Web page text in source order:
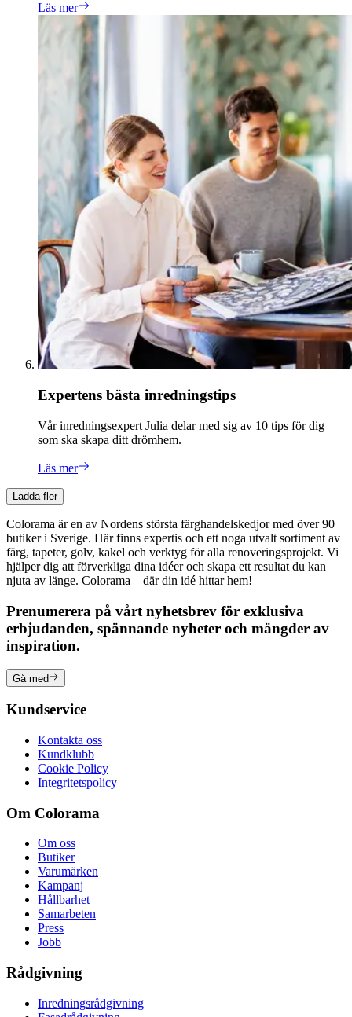
Läs mer
Expertens bästa inredningstips
Vår inredningsexpert Julia delar med sig av 10 tips för dig
som ska skapa ditt drömhem.
Läs mer
Ladda fler
Colorama är en av Nordens största färghandelskedjor med över 90
butiker i Sverige. Här finns expertis och ett noga utvalt sortiment av
färg, tapeter, golv, kakel och verktyg för alla renoveringsprojekt. Vi
hjälper dig att förverkliga dina idéer och skapa ett resultat du kan
njuta av länge. Colorama – där din idé hittar hem!
Prenumerera på vårt nyhetsbrev för exklusiva
erbjudanden, spännande nyheter och mängder av
inspiration.
Gå med
Kundservice
Kontakta oss
Kundklubb
Cookie Policy
Integritetspolicy
Om Colorama
Om oss
Butiker
Varumärken
Kampanj
Hållbarhet
Samarbeten
Press
Jobb
Rådgivning
Inredningsrådgivning